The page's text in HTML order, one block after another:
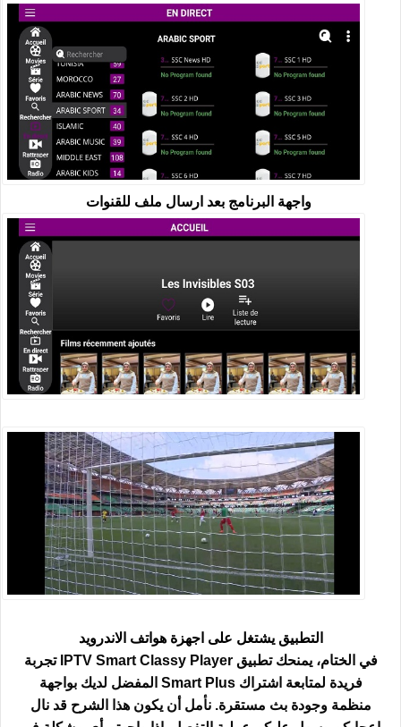
واجهة البرنامج بعد ارسال ملف للقنوات
التطبيق يشتغل على اجهزة هواتف الاندرويد
في الختام، يمنحك تطبيقIPTV Smart Classy Player تجربة
فريدة لمتابعة اشتراكSmart Plus المفضل لديك بواجهة
منظمة وجودة بث مستقرة. نأمل أن يكون هذا الشرح قد نال